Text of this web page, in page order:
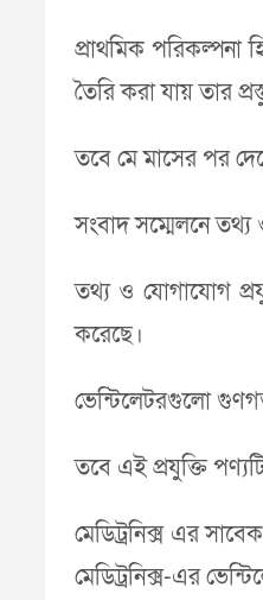
প্রাথমিক পরিকল্পনা
তৈরি করা যায় তার
তবে মে মাসের পর
সংবাদ সম্মেলনে তথ্য
তথ্য ও যোগাযোগ
করেছে।
ভেন্টিলেটরগুলো
তবে এই প্রযুক্তি
মেডিট্রনিক্স এর
মেডিট্রনিক্স-এর